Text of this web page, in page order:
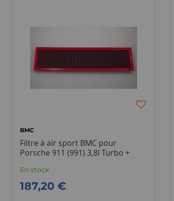
BMC
Filtre à air sport BMC pour
Porsche 911 (991) 3,8l Turbo +
En stock
187,20 €